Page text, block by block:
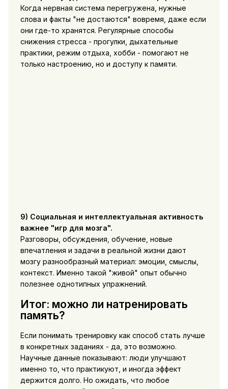
Когда нервная система перегружена, нужные
слова и факты "не достаются" вовремя, даже если
они где-то хранятся. Регулярные способы
снижения стресса - прогулки, дыхательные
практики, режим отдыха, хобби - помогают не
только настроению, но и доступу к памяти.
9) Социальная и интеллектуальная активность
важнее "игр для мозга".
Разговоры, обсуждения, обучение, новые
впечатления и задачи в реальной жизни дают
мозгу разнообразный материал: эмоции, смыслы,
контекст. Именно такой "живой" опыт обычно
полезнее однотипных упражнений.
Итог: можно ли натренировать
память?
Если понимать тренировку как способ стать лучше
в конкретных заданиях - да, это возможно.
Научные данные показывают: люди улучшают
именно то, что практикуют, и иногда эффект
держится долго. Но ожидать, что любое